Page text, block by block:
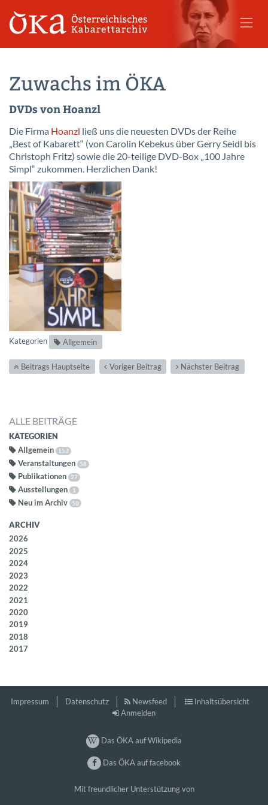
Zuwachs im ÖKA
DVDs von Hoanzl
Die Firma Hoanzl ließ uns die neuesten DVDs der Reihe
„Best of Kabarett“ (von Carolin Kebekus über Gerry Seidl bis
Christoph Fritz) sowie die 20-teilige DVD-Box „100 Jahre
Simpl“ zukommen. Herzlichen Dank!
Kategorien Allgemein
Beitrags Hauptseite Voriger Beitrag Nächster Beitrag
ALLE BEITRÄGE
KATEGORIEN
Allgemein 153
Veranstaltungen 58
Publikationen 27
Ausstellungen 1
Neu im Archiv 50
ARCHIV
2026
2025
2024
2023
2022
2021
2020
2019
2018
2017
Impressum Datenschutz Newsfeed
Inhaltsübersicht
Anmelden
Das ÖKA auf Wikipedia
Das ÖKA auf facebook
Mit freundlicher Unterstützung von